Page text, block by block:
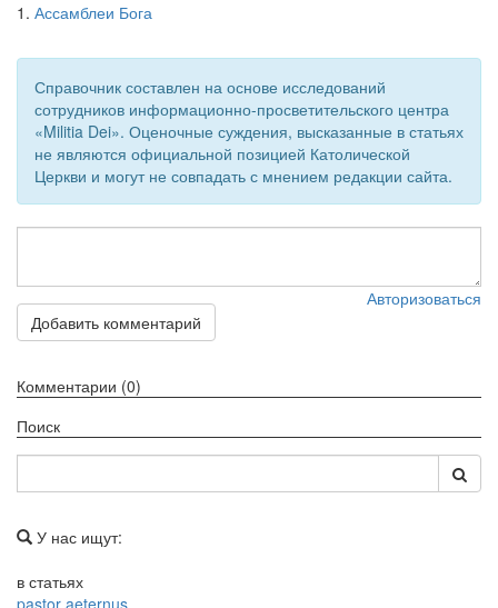
1. Ассамблеи Бога
Справочник составлен на основе исследований
сотрудников информационно-просветительского центра
«Militia Dei». Оценочные суждения, высказанные в статьях
не являются официальной позицией Католической
Церкви и могут не совпадать с мнением редакции сайта.
Авторизоваться
Добавить комментарий
Комментарии (0)
Поиск
У нас ищут:
в статьях
pastor aeternus